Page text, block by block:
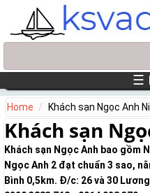
Skip to main content
☰
Home Khách sạn Ngọc Anh
Khách sạn
Khách sạn Ngọc Anh bao gồm
Ngọc Anh 2 đạt chuẩn 3 sao,
Bình 0,5km. Đ/c: 26 và 30